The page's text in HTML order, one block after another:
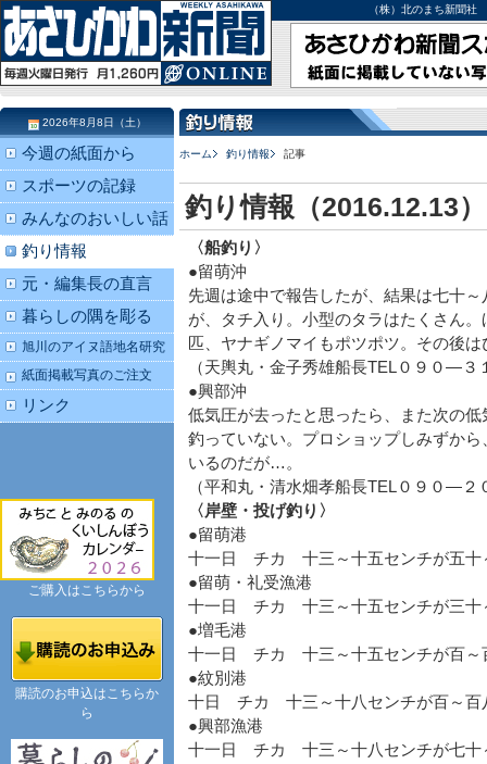
（株）北のまち新聞
ホーム 釣り情報 記事
釣り情報（2016.12.13）
〈船釣り〉
●留萌沖
先週は途中で報告したが、結果は七十
が、タチ入り。小型のタラはたくさん
匹、ヤナギノマイもポツポツ。その後
（天輿丸・金子秀雄船長TEL０９０―
●興部沖
低気圧が去ったと思ったら、また次の
釣っていない。プロショップしみずか
いるのだが…。
（平和丸・清水畑孝船長TEL０９０―
〈岸壁・投げ釣り〉
●留萌港
十一日 チカ 十三～十五センチが五十
●留萌・礼受漁港
十一日 チカ 十三～十五センチが三十
●増毛港
十一日 チカ 十三～十五センチが百～
●紋別港
十日 チカ 十三～十八センチが百～百
●興部漁港
十一日 チカ 十三～十八センチが七十
2026年8月8日（土）
今週の紙面から
スポーツの記録
みんなのおいしい話
釣り情報
元・編集長の直言
暮らしの隅を彫る
旭川のアイヌ語地名研究
紙面掲載写真のご注文
リンク
ご購入はこちらから
購読のお申込はこちらか
ら